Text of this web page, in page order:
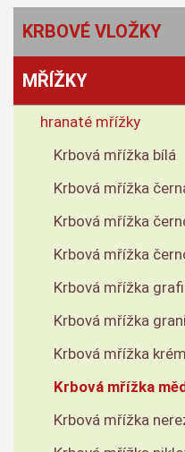
KRBOVÉ VLOŽKY
MŘÍŽKY
hranaté mřížky
Krbová mřížka bílá
Krbová mřížka
Krbová mřížka
Krbová mřížka
Krbová mřížka
Krbová mřížka
Krbová mřížka
Krbová mřížka
Krbová mřížka